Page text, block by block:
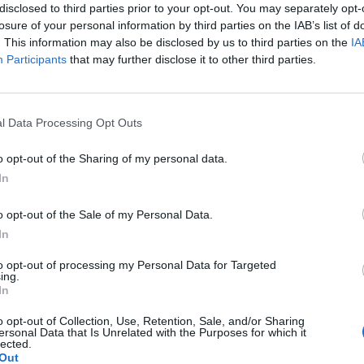
to third parties prior to your opt-out. You may separately
of your personal information by third parties on the IAB’s list of
This information may also be disclosed by us to third parties on the
Participants that may further disclose it to other third parties.
Data Processing Opt Outs
opt-out of the Sharing of my personal data.
opt-out of the Sale of my Personal Data.
opt-out of processing my Personal Data for Targeted
opt-out of Collection, Use, Retention, Sale, and/or Sharing
Data that Is Unrelated with the Purposes for which it
una fortuna stimata in 42,5 miliardi di
ricco in Europa e quarto nel mondo, è il
Ingvar Kamprad. Seguono il
con 42,3 miliardi di dollari e il
degli asiatici, con un patrimonio di
Industries Limited Mukesh
Rudy Giuliani a Come States?
americana